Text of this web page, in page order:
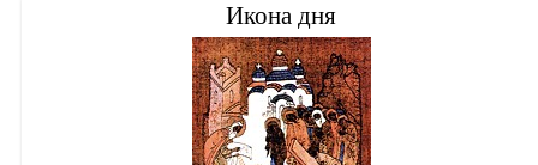
Икона дня